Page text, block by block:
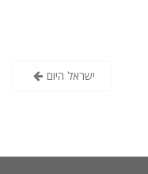
ישראל היום